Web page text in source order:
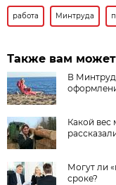
работа Минтруда
Также вам
В
Какой
Могут ли
сроке?